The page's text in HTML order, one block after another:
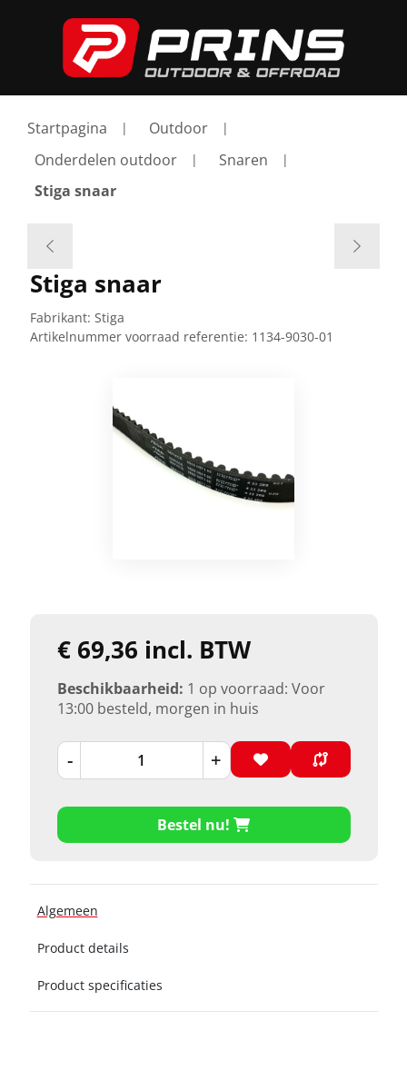
Startpagina
Outdoor
Onderdelen outdoor
Snaren
Stiga snaar
Stiga snaar
Fabrikant: Stiga
Artikelnummer voorraad referentie: 1134-9030-01
€ 69,36 incl. BTW
Beschikbaarheid: 1 op voorraad: Voor
13:00 besteld, morgen in huis
- +
Bestel nu!
Algemeen
Product details
Product specificaties